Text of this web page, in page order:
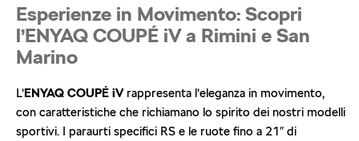
Esperienze in Movimento: Scopri
l’ENYAQ COUPÉ iV a Rimini e San
Marino
L’ENYAQ COUPÉ iVrappresenta l’eleganza in movimento,
con caratteristiche che richiamano lo spirito dei nostri modelli
sportivi. I paraurti specifici RS e le ruote fino a 21″ di